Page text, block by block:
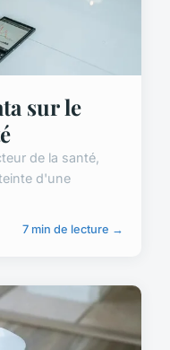
sur le
de la santé,
d'une
7 min de lecture →